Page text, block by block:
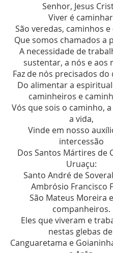
Senhor, Jesus
Viver é
São veredas, caminhos
Que somos chamados a
A necessidade de
sustentar, a nós e aos
Faz de nós precisados do
Do alimentar a
caminheiros e
Vós que sois o caminho,
a vida,
Vinde em nosso
intercessão
Dos Santos Mártires de
Uruaçu:
Santo André de
Ambrósio Francisco
São Mateus Moreira
companheiros.
Eles que viveram e
nestas glebas
Canguaretama e